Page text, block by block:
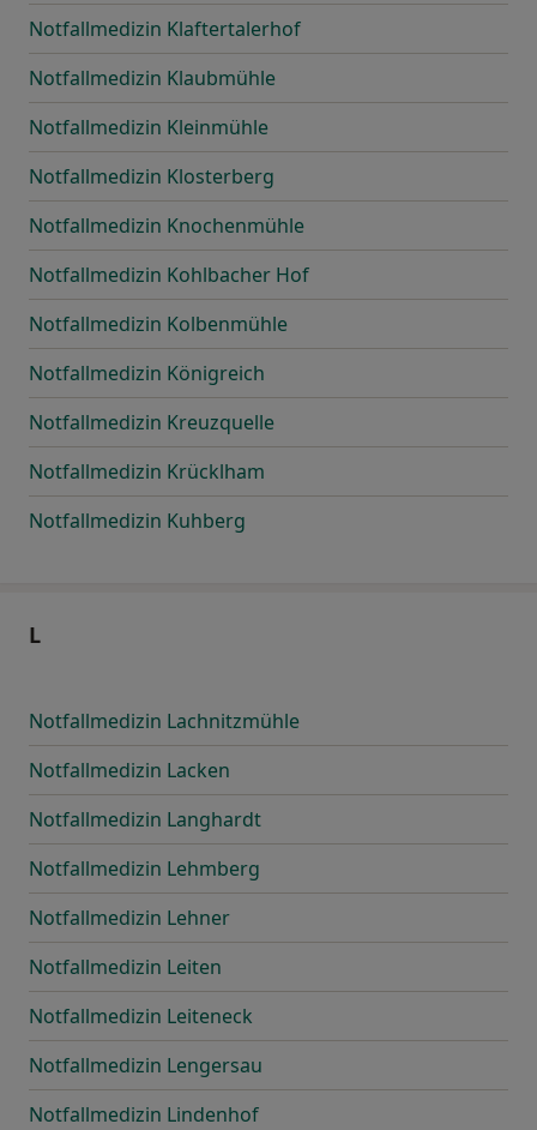
Notfallmedizin Klaftertalerhof
Notfallmedizin Klaubmühle
Notfallmedizin Kleinmühle
Notfallmedizin Klosterberg
Notfallmedizin Knochenmühle
Notfallmedizin Kohlbacher Hof
Notfallmedizin Kolbenmühle
Notfallmedizin Königreich
Notfallmedizin Kreuzquelle
Notfallmedizin Krücklham
Notfallmedizin Kuhberg
L
Notfallmedizin Lachnitzmühle
Notfallmedizin Lacken
Notfallmedizin Langhardt
Notfallmedizin Lehmberg
Notfallmedizin Lehner
Notfallmedizin Leiten
Notfallmedizin Leiteneck
Notfallmedizin Lengersau
Notfallmedizin Lindenhof